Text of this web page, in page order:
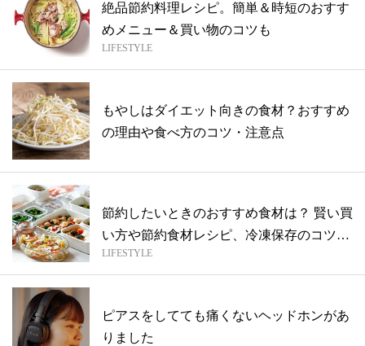
絶品節約料理レシピ。簡単＆時短のおすす
めメニュー＆買い物のコツも
LIFESTYLE
もやしはダイエット向きの食材？おすすめ
の理由や食べ方のコツ・注意点
節約したいときのおすすめ食材は？ 賢い買
い方や節約食材レシピ、冷凍保存のコツま
で...
LIFESTYLE
ピアスをしてても痛くないヘッドホンがあ
りました